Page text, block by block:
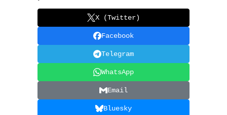
X (Twitter)
Facebook
Telegram
WhatsApp
Email
Bluesky